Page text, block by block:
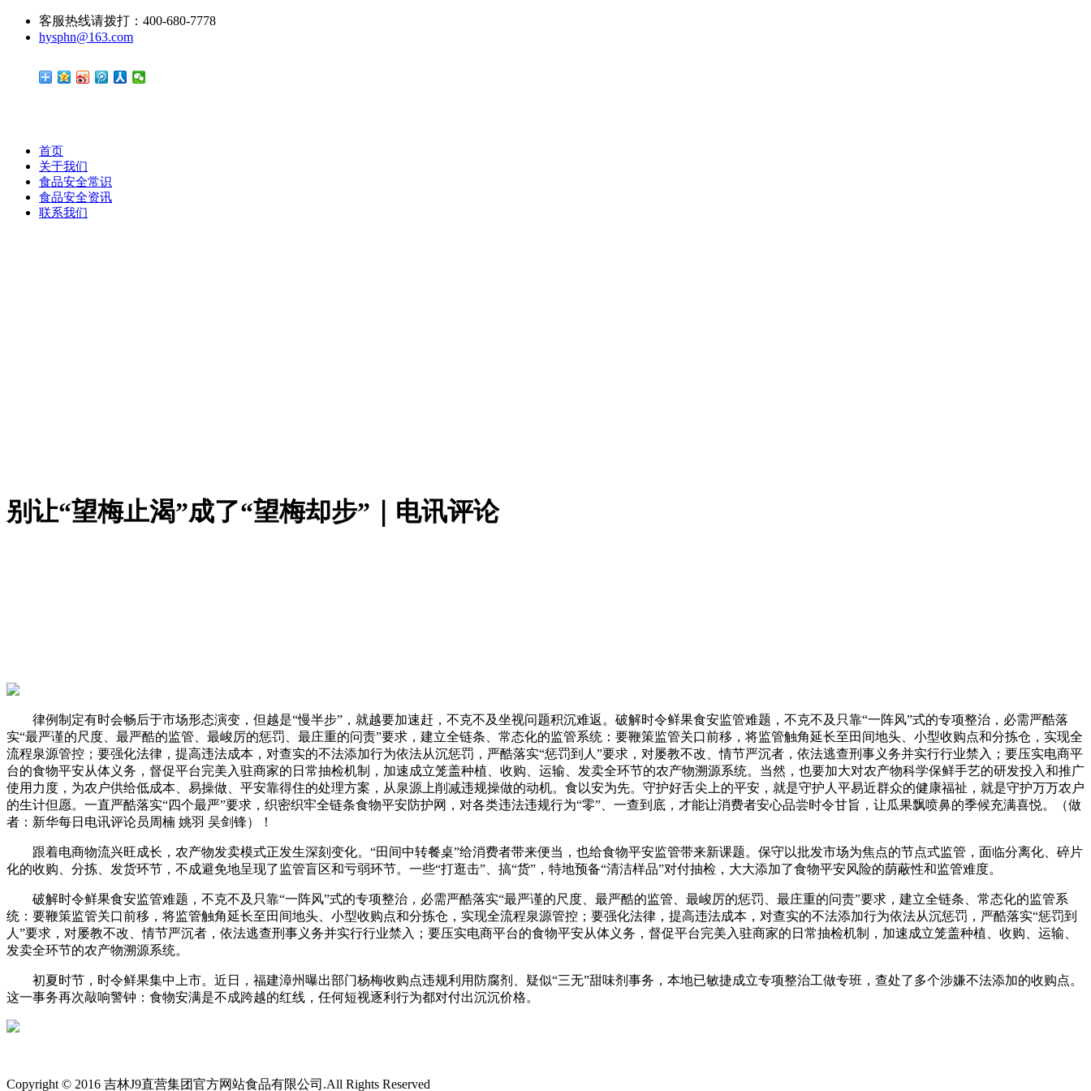
客服热线请拨打：400-680-7778
hysphn@163.com
首页
关于我们
食品安全常识
食品安全资讯
联系我们
别让“望梅止渴”成了“望梅却步”｜电讯评论
律例制定有时会畅后于市场形态演变，但越是“慢半步”，就越要加速赶，不克不及坐视问题积沉难返。破解时令鲜果食安监管难题，不克不及只靠“一阵风”式的专项整治，必需严酷落
实“最严谨的尺度、最严酷的监管、最峻厉的惩罚、最庄重的问责”要求，建立全链条、常态化的监管系统：要鞭策监管关口前移，将监管触角延长至田间地头、小型收购点和分拣仓，实现全
流程泉源管控；要强化法律，提高违法成本，对查实的不法添加行为依法从沉惩罚，严酷落实“惩罚到人”要求，对屡教不改、情节严沉者，依法逃查刑事义务并实行行业禁入；要压实电商平
台的食物平安从体义务，督促平台完美入驻商家的日常抽检机制，加速成立笼盖种植、收购、运输、发卖全环节的农产物溯源系统。当然，也要加大对农产物科学保鲜手艺的研发投入和推广
使用力度，为农户供给低成本、易操做、平安靠得住的处理方案，从泉源上削减违规操做的动机。食以安为先。守护好舌尖上的平安，就是守护人平易近群众的健康福祉，就是守护万万农户
的生计但愿。一直严酷落实“四个最严”要求，织密织牢全链条食物平安防护网，对各类违法违规行为“零”、一查到底，才能让消费者安心品尝时令甘旨，让瓜果飘喷鼻的季候充满喜悦。（做
者：新华每日电讯评论员周楠 姚羽 吴剑锋）！
跟着电商物流兴旺成长，农产物发卖模式正发生深刻变化。“田间中转餐桌”给消费者带来便当，也给食物平安监管带来新课题。保守以批发市场为焦点的节点式监管，面临分离化、碎片
化的收购、分拣、发货环节，不成避免地呈现了监管盲区和亏弱环节。一些“打逛击”、搞“货”，特地预备“清洁样品”对付抽检，大大添加了食物平安风险的荫蔽性和监管难度。
破解时令鲜果食安监管难题，不克不及只靠“一阵风”式的专项整治，必需严酷落实“最严谨的尺度、最严酷的监管、最峻厉的惩罚、最庄重的问责”要求，建立全链条、常态化的监管系
统：要鞭策监管关口前移，将监管触角延长至田间地头、小型收购点和分拣仓，实现全流程泉源管控；要强化法律，提高违法成本，对查实的不法添加行为依法从沉惩罚，严酷落实“惩罚到
人”要求，对屡教不改、情节严沉者，依法逃查刑事义务并实行行业禁入；要压实电商平台的食物平安从体义务，督促平台完美入驻商家的日常抽检机制，加速成立笼盖种植、收购、运输、
发卖全环节的农产物溯源系统。
初夏时节，时令鲜果集中上市。近日，福建漳州曝出部门杨梅收购点违规利用防腐剂、疑似“三无”甜味剂事务，本地已敏捷成立专项整治工做专班，查处了多个涉嫌不法添加的收购点。
这一事务再次敲响警钟：食物安满是不成跨越的红线，任何短视逐利行为都对付出沉沉价格。
Copyright © 2016 吉林J9直营集团官方网站食品有限公司.All Rights Reserved